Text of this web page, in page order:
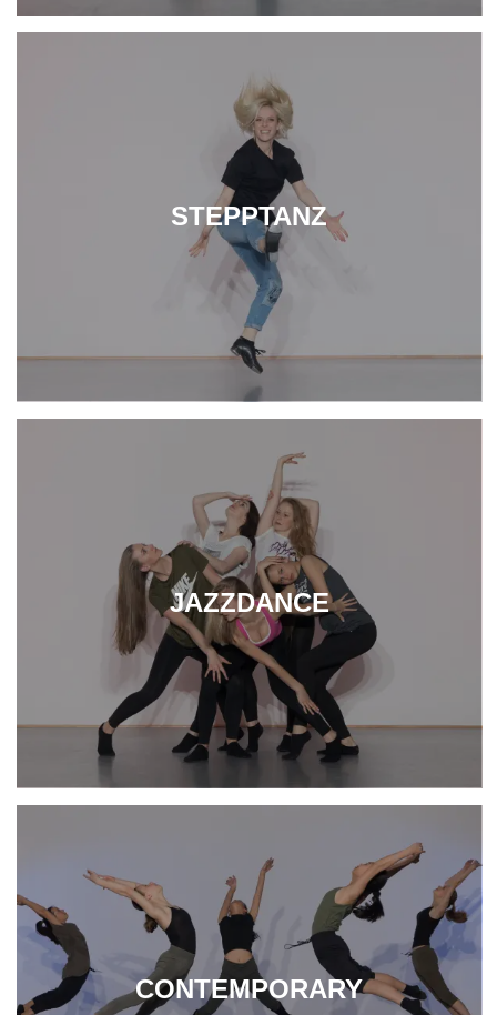
STEPPTANZ
JAZZDANCE
CONTEMPORARY